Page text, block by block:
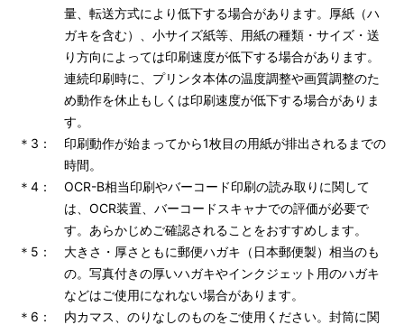
量、転送方式により低下する場合があります。厚紙（ハ
ガキを含む）、小サイズ紙等、用紙の種類・サイズ・送
り方向によっては印刷速度が低下する場合があります。
連続印刷時に、プリンタ本体の温度調整や画質調整のた
め動作を休止もしくは印刷速度が低下する場合がありま
す。
＊3：
印刷動作が始まってから1枚目の用紙が排出されるまでの
時間。
＊4：
OCR-B相当印刷やバーコード印刷の読み取りに関して
は、OCR装置、バーコードスキャナでの評価が必要で
す。あらかじめご確認されることをおすすめします。
＊5：
大きさ・厚さともに郵便ハガキ（日本郵便製）相当のも
の。写真付きの厚いハガキやインクジェット用のハガキ
などはご使用になれない場合があります。
＊6：
内カマス、のりなしのものをご使用ください。封筒に関